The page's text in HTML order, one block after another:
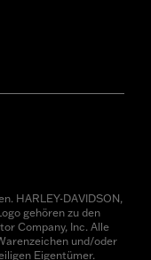
HARLEY-DAVIDSON,
gehören zu den
Company, Inc. Alle
und/oder
Eigentümer.